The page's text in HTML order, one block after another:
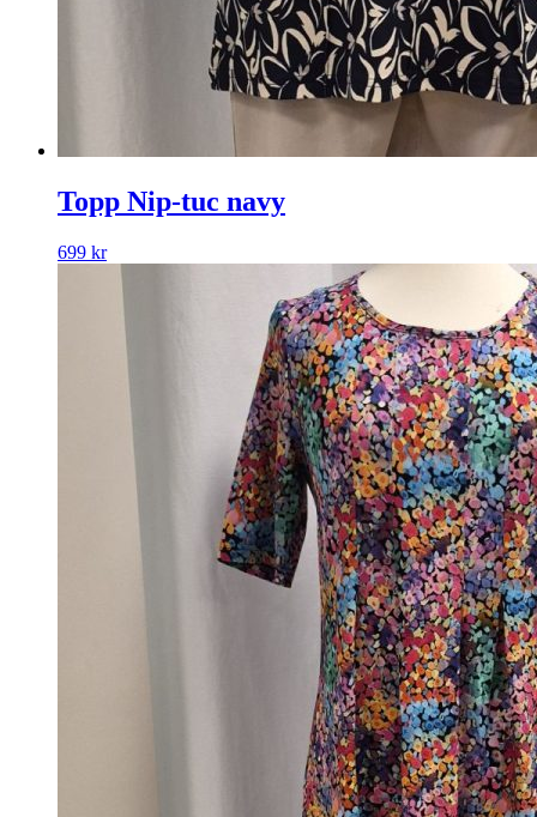
Topp Nip-tuc navy
699 kr